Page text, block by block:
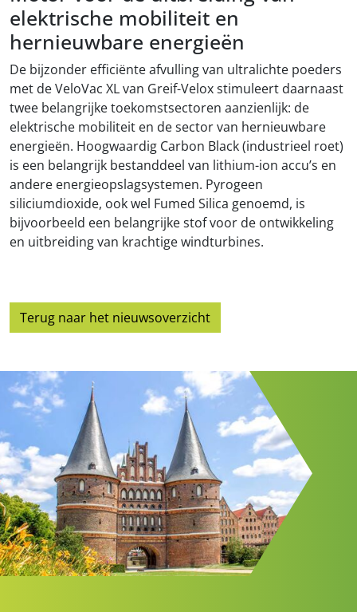
elektrische mobiliteit en
hernieuwbare energieën
De bijzonder efficiënte afvulling van ultralichte poeders
met de VeloVac XL van Greif-Velox stimuleert daarnaast
twee belangrijke toekomstsectoren aanzienlijk: de
elektrische mobiliteit en de sector van hernieuwbare
energieën. Hoogwaardig Carbon Black (industrieel roet)
is een belangrijk bestanddeel van lithium-ion accu’s en
andere energieopslagsystemen. Pyrogeen
siliciumdioxide, ook wel Fumed Silica genoemd, is
bijvoorbeeld een belangrijke stof voor de ontwikkeling
en uitbreiding van krachtige windturbines.
Terug naar het nieuwsoverzicht